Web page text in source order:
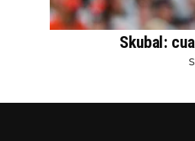
Skubal: